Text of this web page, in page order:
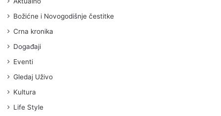
Božićne i Novogodišnje čestitke
Crna kronika
Događaji
Eventi
Gledaj Uživo
Kultura
Life Style